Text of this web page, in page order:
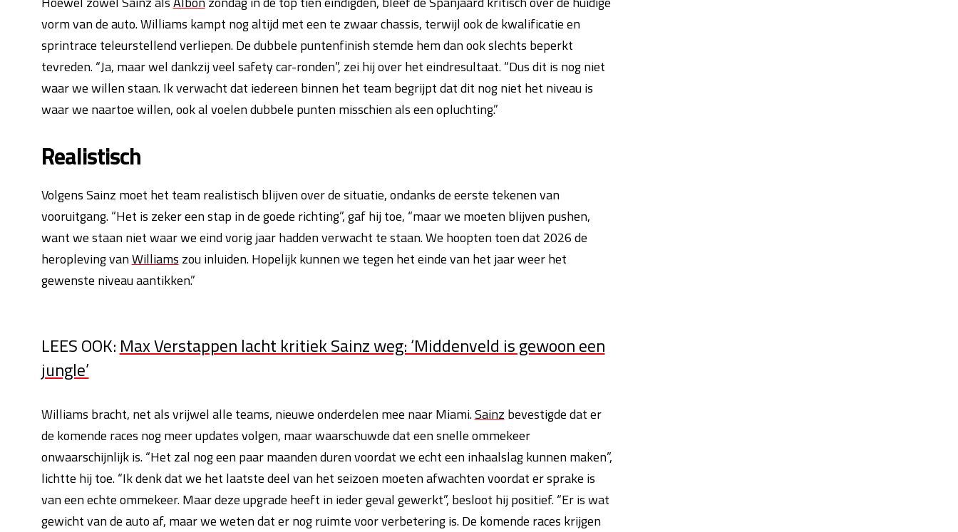
vorm van de auto. Williams kampt nog altijd met een te zwaar chassis, terwijl ook de kwalificatie en
sprintrace teleurstellend verliepen. De dubbele puntenfinish stemde hem dan ook slechts beperkt
tevreden. “Ja, maar wel dankzij veel safety car-ronden”, zei hij over het eindresultaat. “Dus dit is nog niet
waar we willen staan. Ik verwacht dat iedereen binnen het team begrijpt dat dit nog niet het niveau is
waar we naartoe willen, ook al voelen dubbele punten misschien als een opluchting.”
Realistisch
Volgens Sainz moet het team realistisch blijven over de situatie, ondanks de eerste tekenen van
vooruitgang. “Het is zeker een stap in de goede richting”, gaf hij toe, “maar we moeten blijven pushen,
want we staan niet waar we eind vorig jaar hadden verwacht te staan. We hoopten toen dat 2026 de
heropleving vanWilliams zou inluiden. Hopelijk kunnen we tegen het einde van het jaar weer het
gewenste niveau aantikken.”
LEES OOK: Max Verstappen lacht kritiek Sainz weg: ‘Middenveld is gewoon een
jungle’
Williams bracht, net als vrijwel alle teams, nieuwe onderdelen mee naar Miami.Sainz bevestigde dat er
de komende races nog meer updates volgen, maar waarschuwde dat een snelle ommekeer
onwaarschijnlijk is. “Het zal nog een paar maanden duren voordat we echt een inhaalslag kunnen maken”,
lichtte hij toe. “Ik denk dat we het laatste deel van het seizoen moeten afwachten voordat er sprake is
van een echte ommekeer. Maar deze upgrade heeft in ieder geval gewerkt”, besloot hij positief. “Er is wat
gewicht van de auto af, maar we weten dat er nog ruimte voor verbetering is. De komende races krijgen